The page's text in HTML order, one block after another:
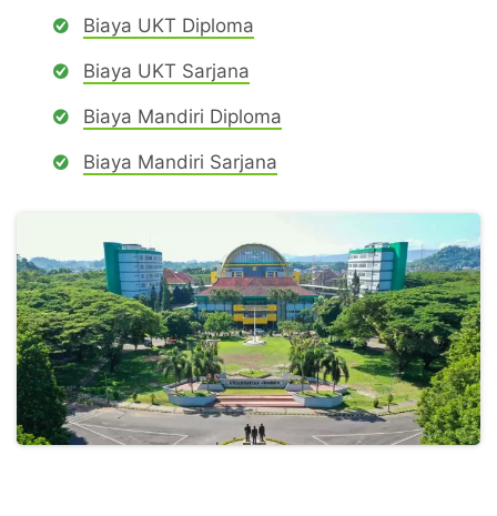
Biaya UKT Diploma
Biaya UKT Sarjana
Biaya Mandiri Diploma
Biaya Mandiri Sarjana